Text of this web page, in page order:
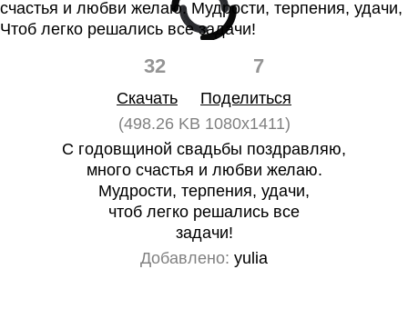
32 7
Скачать
Поделиться
(498.26 KB 1080x1411)
С годовщиной свадьбы поздравляю,
много счастья и любви желаю.
Мудрости, терпения, удачи,
чтоб легко решались все
задачи!
Добавлено: yulia